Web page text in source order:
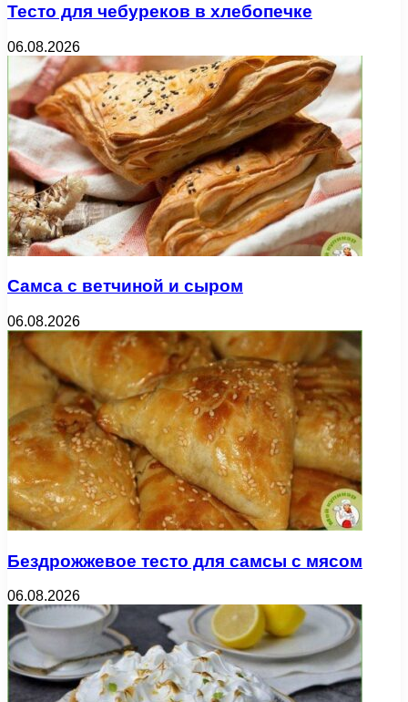
Тесто для чебуреков в хлебопечке
06.08.2026
Самса с ветчиной и сыром
06.08.2026
Бездрожжевое тесто для самсы с мясом
06.08.2026